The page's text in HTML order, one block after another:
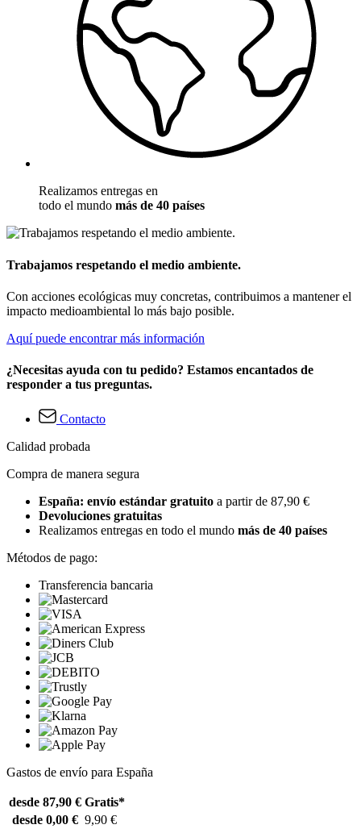
Realizamos entregas en
todo el mundo más de 40 países
Trabajamos respetando el medio ambiente.
Con acciones ecológicas muy concretas, contribuimos a mantener el
impacto medioambiental lo más bajo posible.
Aquí puede encontrar más información
¿Necesitas ayuda con tu pedido? Estamos encantados de
responder a tus preguntas.
Contacto
Calidad probada
Compra de manera segura
España: envío estándar gratuito a partir de 87,90 €
Devoluciones gratuitas
Realizamos entregas en todo el mundo más de 40 países
Métodos de pago:
Transferencia bancaria
Gastos de envío para España
desde 87,90 € Gratis*
desde 0,00 € 9,90 €